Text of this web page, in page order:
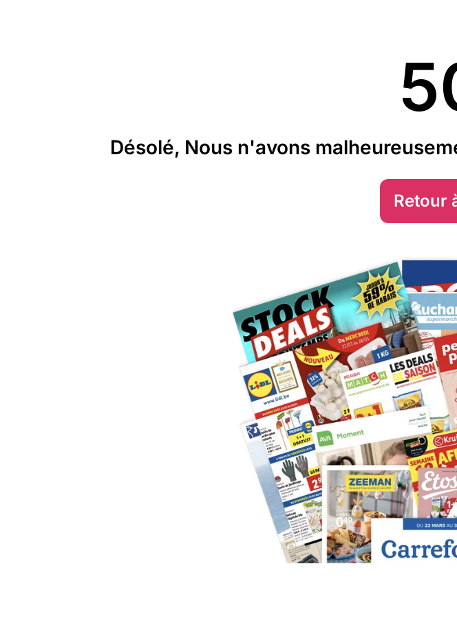
Désolé, Nous n'avons
Retour